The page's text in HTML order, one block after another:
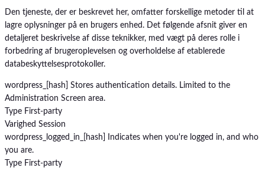
Den tjeneste, der er beskrevet her, omfatter forskellige metoder til at
lagre oplysninger på en brugers enhed. Det følgende afsnit giver en
detaljeret beskrivelse af disse teknikker, med vægt på deres rolle i
forbedring af brugeroplevelsen og overholdelse af etablerede
databeskyttelsesprotokoller.
wordpress_[hash]
Stores authentication details. Limited to the
Administration Screen area.
Type First-party
Varighed Session
wordpress_logged_in_[hash]
Indicates when you're logged in, and who
you are.
Type First-party